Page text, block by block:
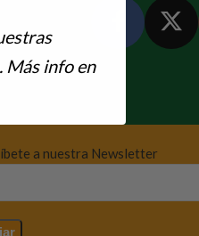
a nuestra Newsletter
Más info en